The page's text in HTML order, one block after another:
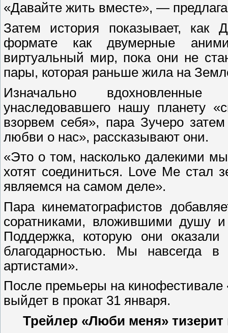
«Давайте жить вместе», —
Затем история показывает,
формате как двумерные
виртуальный мир, пока они не
пары, которая раньше жила на
Изначально вдохновленные
унаследовавшего нашу планету
взорвем себя», пара Зучеро
любви о нас», рассказывают они.
«Это о том, насколько далекими
хотят соединиться. Love Me стал
являемся на самом деле».
Пара кинематографистов
соратниками, вложившими душу
Поддержка, которую они
благодарностью. Мы навсегда
артистами».
После премьеры на
выйдет в прокат 31 января.
Трейлер «Люби меня» тизерит